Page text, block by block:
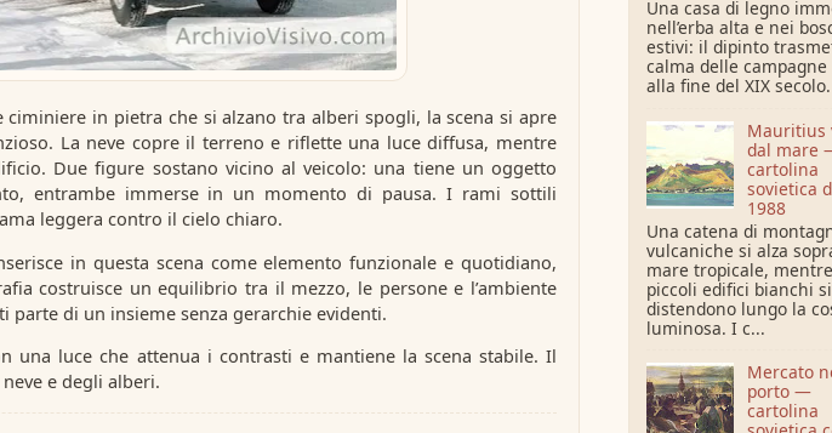
in pietra che si alzano tra alberi spogli, la scena si apre
La neve copre il terreno e riflette una luce diffusa, mentre
Due figure sostano vicino al veicolo: una tiene un oggetto
entrambe immerse in un momento di pausa. I rami sottili
leggera contro il cielo chiaro.
in questa scena come elemento funzionale e quotidiano,
costruisce un equilibrio tra il mezzo, le persone e l’ambiente
parte di un insieme senza gerarchie evidenti.
una luce che attenua i contrasti e mantiene la scena stabile. Il
e degli alberi.
Una casa di legno
nell’erba alta e nei
estivi: il dipinto
calma delle
alla fine del XIX
Mauritius
dal mare
cartolina
sovietica
1988
Una catena di
vulcaniche si alza
mare tropicale, mentre
piccoli edifici bianchi si
distendono lungo la
luminosa. I c...
Mercato
porto —
cartolina